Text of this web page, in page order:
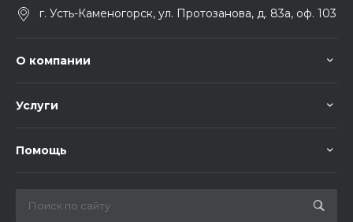
г. Усть-Каменогорск, ул. Протозанова, д. 83а, оф. 103
О компании
Услуги
Помощь